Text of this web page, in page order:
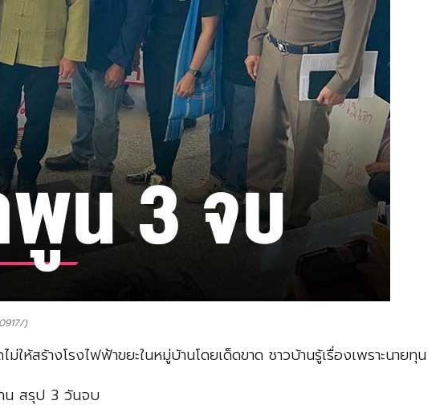
)
สร้างโรงไฟฟ้าขยะในหมู่บ้านโดยเด็ดขาด ชาวบ้านรู้เรื่องเพราะนายทุน
าน สรุป 3 วันจบ